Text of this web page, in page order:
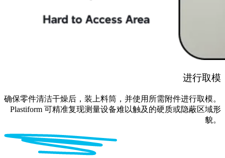
进行取模
确保零件清洁干燥后，装上料筒，并使用所需附件进行取模。
Plastiform 可精准复现测量设备难以触及的硬质或隐蔽区域形
貌。